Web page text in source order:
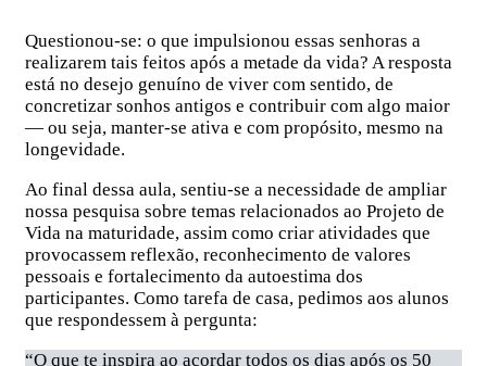
Questionou-se: o que impulsionou essas senhoras a
realizarem tais feitos após a metade da vida? A resposta
está no desejo genuíno de viver com sentido, de
concretizar sonhos antigos e contribuir com algo maior
— ou seja, manter-se ativa e com propósito, mesmo na
longevidade.
Ao final dessa aula, sentiu-se a necessidade de ampliar
nossa pesquisa sobre temas relacionados ao Projeto de
Vida na maturidade, assim como criar atividades que
provocassem reflexão, reconhecimento de valores
pessoais e fortalecimento da autoestima dos
participantes. Como tarefa de casa, pedimos aos alunos
que respondessem à pergunta:
“O que te inspira ao acordar todos os dias após os 50